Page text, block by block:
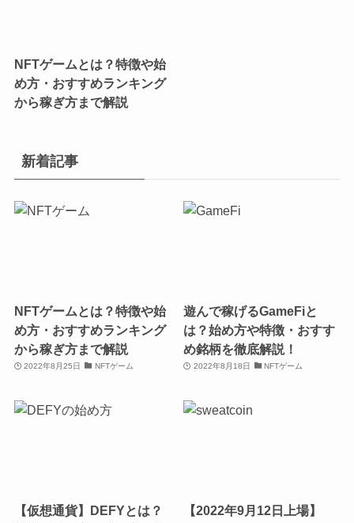
NFTゲームとは？特徴や始
め方・おすすめランキング
から稼ぎ方まで解説
新着記事
NFTゲームとは？特徴や始
め方・おすすめランキング
から稼ぎ方まで解説
2022年8月25日 NFTゲーム
遊んで稼げるGameFiと
は？始め方や特徴・おすす
め銘柄を徹底解説！
2022年8月18日 NFTゲーム
【仮想通貨】DEFYとは？
【2022年9月12日上場】